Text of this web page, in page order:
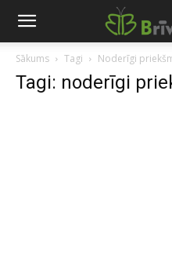
Sākums Tagi Noderīgi
Tagi: noderīgi